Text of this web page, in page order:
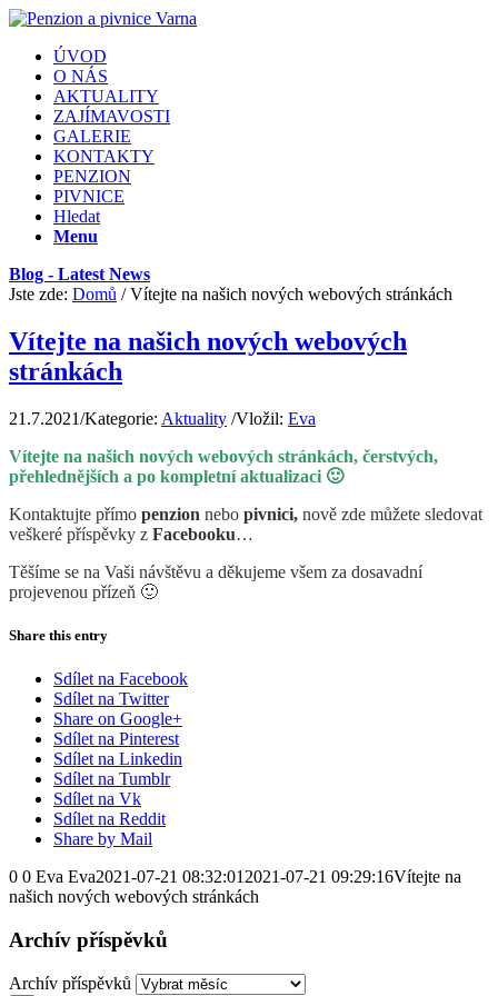
ÚVOD
O NÁS
AKTUALITY
ZAJÍMAVOSTI
GALERIE
KONTAKTY
PENZION
PIVNICE
Hledat
Menu
Blog - Latest News
Jste zde: Domů / Vítejte na našich nových webových stránkách
Vítejte na našich nových webových
stránkách
21.7.2021/Kategorie: Aktuality /Vložil: Eva
Vítejte na našich nových webových stránkách, čerstvých,
přehlednějších a po kompletní aktualizaci 🙂
Kontaktujte přímo penzion nebo pivnici, nově zde můžete sledovat
veškeré příspěvky z Facebooku…
Těšíme se na Vaši návštěvu a děkujeme všem za dosavadní
projevenou přízeň 🙂
Share this entry
Sdílet na Facebook
Sdílet na Twitter
Share on Google+
Sdílet na Pinterest
Sdílet na Linkedin
Sdílet na Tumblr
Sdílet na Vk
Sdílet na Reddit
Share by Mail
0 0 Eva Eva2021-07-21 08:32:01 2021-07-21 09:29:16Vítejte na
našich nových webových stránkách
Archív příspěvků
Archív příspěvků